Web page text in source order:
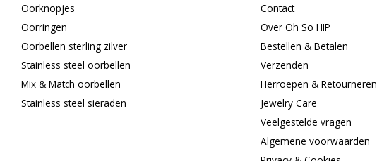
Oorknopjes
Oorringen
Oorbellen sterling zilver
Stainless steel oorbellen
Mix & Match oorbellen
Stainless steel sieraden
Contact
Over Oh So HIP
Bestellen & Betalen
Verzenden
Herroepen & Retourneren
Jewelry Care
Veelgestelde vragen
Algemene voorwaarden